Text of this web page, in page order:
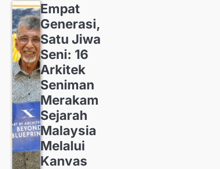
Empat
Generasi,
Satu Jiwa
Seni: 16
Arkitek
Seniman
Merakam
Sejarah
Malaysia
Melalui
Kanvas